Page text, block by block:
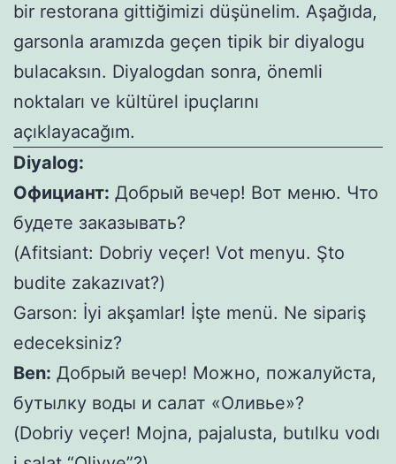
bir restorana gittiğimizi düşünelim. Aşağıda,
garsonla aramızda geçen tipik bir diyalogu
bulacaksın. Diyalogdan sonra, önemli
noktaları ve kültürel ipuçlarını
açıklayacağım.
Diyalog:
Официант: Добрый вечер! Вот меню. Что
будете заказывать?
(Afitsiant: Dobriy veçer! Vot menyu. Şto
budite zakazıvat?)
Garson: İyi akşamlar! İşte menü. Ne sipariş
edeceksiniz?
Ben: Добрый вечер! Можно, пожалуйста,
бутылку воды и салат «Оливье»?
(Dobriy veçer! Mojna, pajalusta, butılku vodı